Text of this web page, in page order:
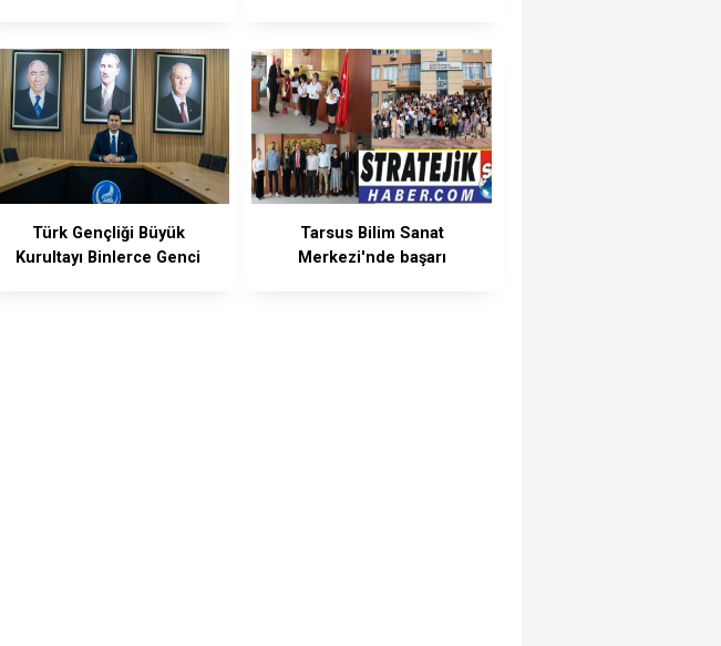
Türk Gençliği Büyük
Kurultayı Binlerce Genci
Tarsus Bilim Sanat
Merkezi'nde başarı